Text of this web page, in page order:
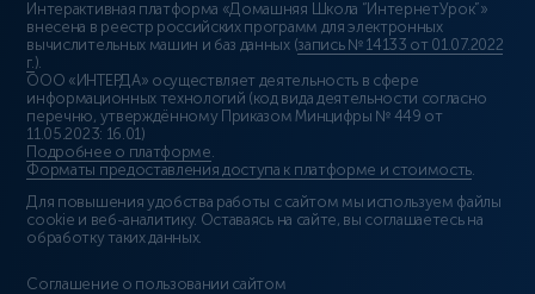
Интерактивная платформа «Домашняя Школа “ИнтернетУрок”»
внесена в реестр российских программ для электронных
вычислительных машин и баз данных (запись № 14133 от 01.07.2022
г.).
ООО «ИНТЕРДА» осуществляет деятельность в сфере
информационных технологий (код вида деятельности согласно
перечню, утверждённому Приказом Минцифры № 449 от
11.05.2023: 16.01)
Подробнее о платформе.
Форматы предоставления доступа к платформе и стоимость.
Для повышения удобства работы с сайтом мы используем файлы
cookie и веб-аналитику. Оставаясь на сайте, вы соглашаетесь на
обработку таких данных.
Соглашение о пользовании сайтом